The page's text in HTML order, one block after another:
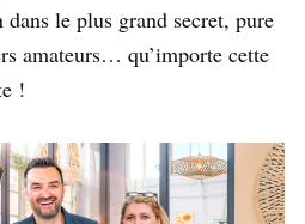
le plus grand secret, pure
amateurs… qu’importe cette
!